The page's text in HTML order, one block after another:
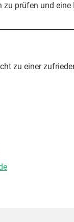
zu prüfen und
zu einer